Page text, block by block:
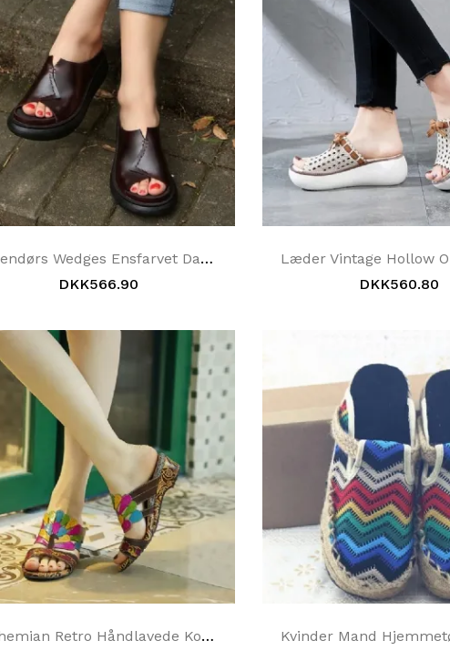
Udendørs Wedges Ensfarvet Dame Casual Hjemmesko
DKK566.90
DKK560.80
Bohemian Retro Håndlavede Komfortable Casual Sandaler Hjemmesko 36-42